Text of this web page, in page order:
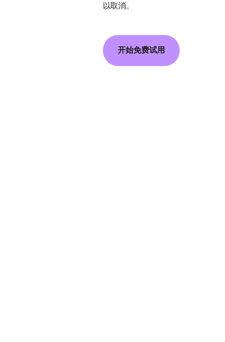
以取消。
开始免费试用